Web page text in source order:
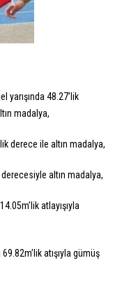
yarışında 48.27’lik
madalya,
derece ile altın madalya,
derecesiyle altın madalya,
atlayışıyla
atışıyla gümüş